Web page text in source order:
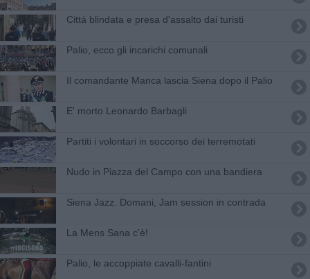
Cittá blindata e presa d'assalto dai turisti
Palio, ecco gli incarichi comunali
Il comandante Manca lascia Siena dopo il Palio
E' morto Leonardo Barbagli
Partiti i volontari in soccorso dei terremotati
Nudo in Piazza del Campo con una bandiera
Siena Jazz. Domani, Jam session in contrada
La Mens Sana c'è!
Palio, le accoppiate cavalli-fantini